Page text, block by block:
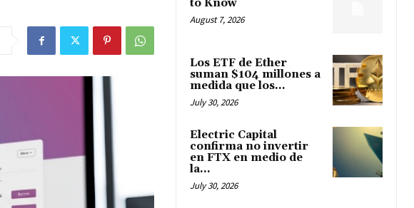
to Know
August 7, 2026
Los ETF de Ether
suman $104 millones a
medida que los...
July 30, 2026
Electric Capital
confirma no invertir
en FTX en medio de
la...
July 30, 2026